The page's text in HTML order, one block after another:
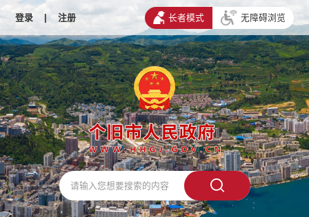
登录 | 注册 长者模式 无障碍浏览